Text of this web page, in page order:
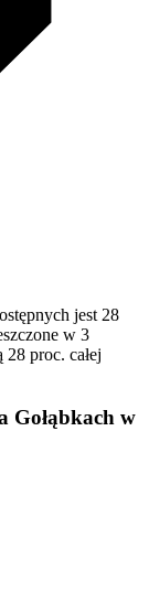
jest 28
w 3
proc. całej
Gołąbkach w